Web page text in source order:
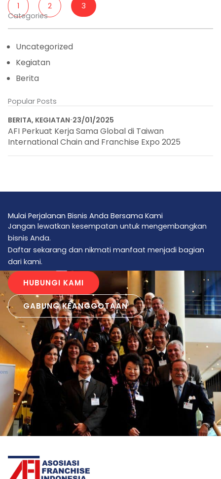
1 2
3
Categories
Uncategorized
Kegiatan
Berita
Popular Posts
BERITA, KEGIATAN 23/01/2025
AFI Perkuat Kerja Sama Global di Taiwan
International Chain and Franchise Expo 2025
Mulai Perjalanan Bisnis Anda Bersama Kami
Jangan lewatkan kesempatan untuk mengembangkan
bisnis Anda.
Daftar sekarang dan nikmati manfaat menjadi bagian
dari kami.
HUBUNGI KAMI
GABUNG KEANGGOTAAN